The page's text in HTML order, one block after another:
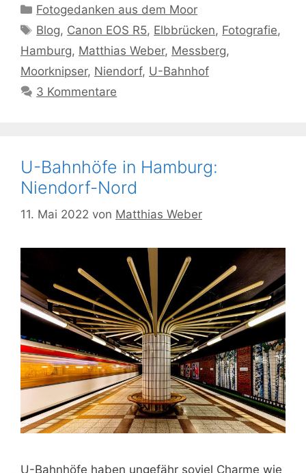
Kategorien
Fotogedanken aus dem Moor
Schlagwörter
Blog, Canon EOS R5, Elbbrücken, Fotografie,
Hamburg, Matthias Weber, Messberg,
Moorknipser, Niendorf, U-Bahnhof
3 Kommentare
U-Bahnhöfe in Hamburg:
Niendorf-Nord
11. Mai 2022 von Matthias Weber
U-Bahnhöfe haben ungefähr soviel Charme wie